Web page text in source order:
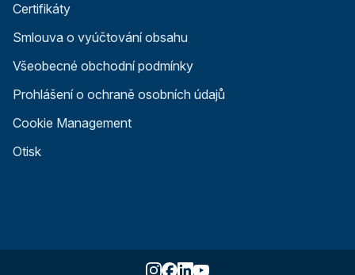
Certifikáty
Smlouva o vyúčtování obsahu
Všeobecné obchodní podmínky
Prohlášení o ochraně osobních údajů
Cookie Management
Otisk